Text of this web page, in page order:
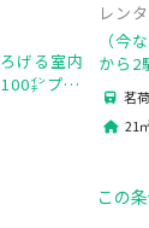
げる室内
㌅プロ
ァミリ
から3分/
レン
（今
から2
仕様
ー♪
完全
茗
21
この